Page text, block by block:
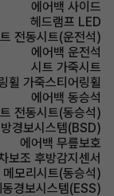
에어백 사이드
헤드램프 LED
전동시트(운전석)
에어백 운전석
시트 가죽시트
휠 가죽스티어링휠
에어백 동승석
전동시트(동승석)
경보시스템(BSD)
에어백 무릎보호
보조 후방감지센서
메모리시트(동승석)
경보시스템(ESS)